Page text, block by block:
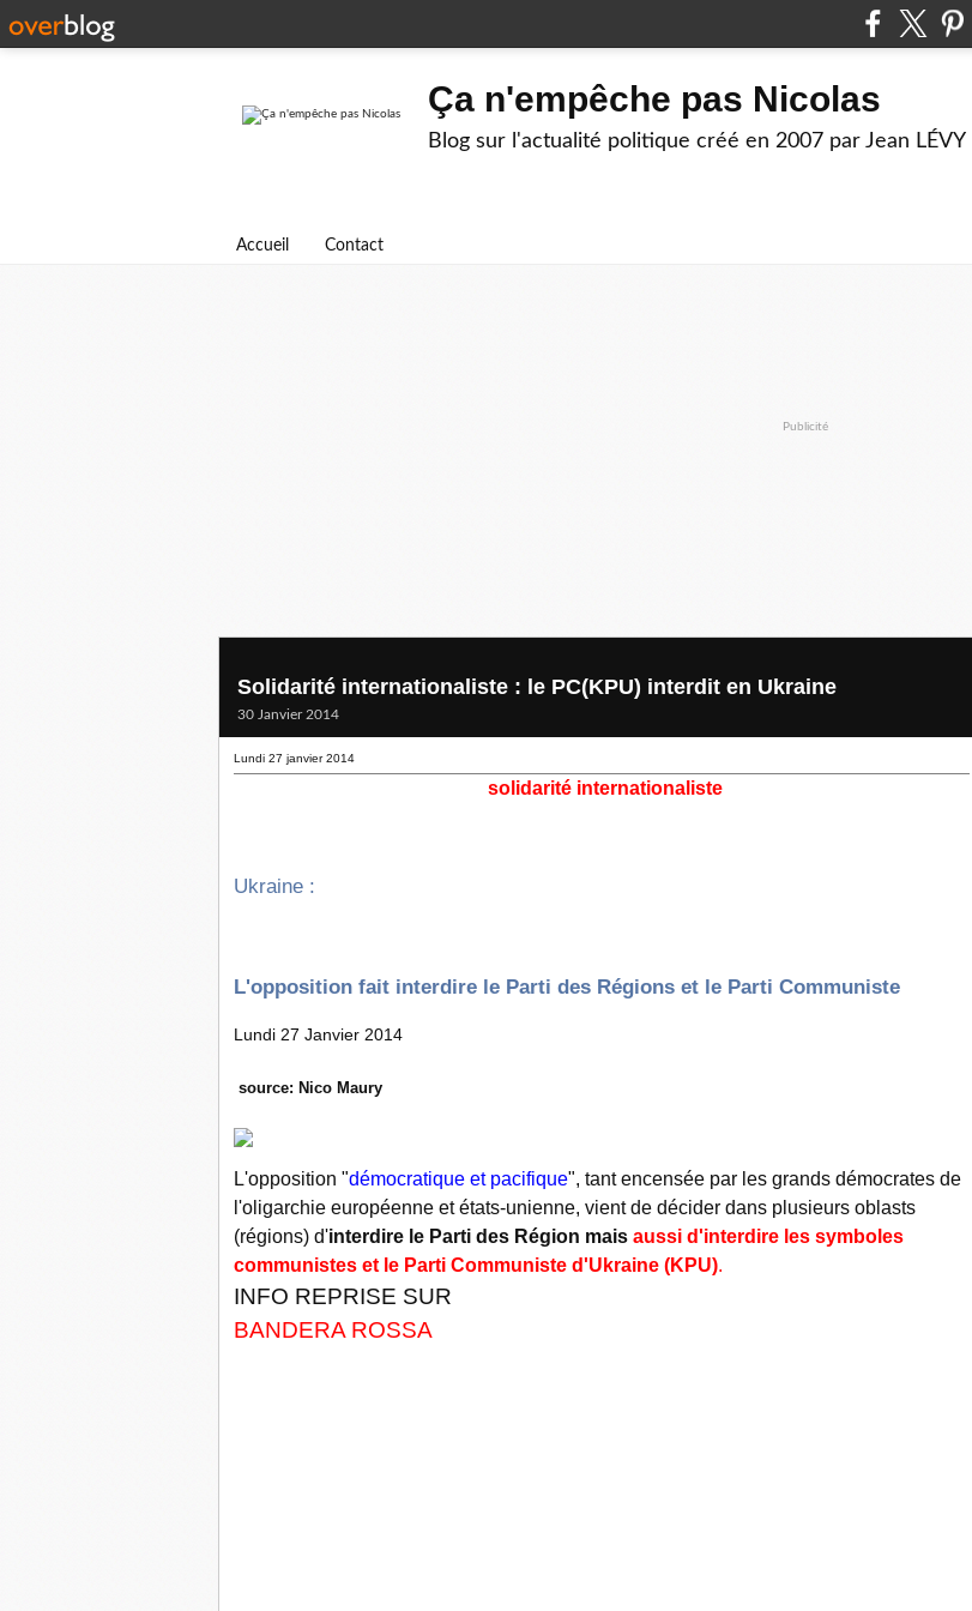
Ça n'empêche pas Nicolas
Blog sur l'actualité politique créé en 2007 par Jean LÉVY
Accueil Contact
Publicité
Solidarité internationaliste : le PC(KPU) interdit en Ukraine
30 Janvier 2014
Lundi 27 janvier 2014
solidarité internationaliste
Ukraine :
L'opposition fait interdire le Parti des Régions et le Parti Communiste
Lundi 27 Janvier 2014
source: Nico Maury
L'opposition "démocratique et pacifique", tant encensée par les grands démocrates de
l'oligarchie européenne et états-unienne, vient de décider dans plusieurs oblasts
(régions) d'interdire le Parti des Région mais aussi d'interdire les symboles
communistes et le Parti Communiste d'Ukraine (KPU).
INFO REPRISE SUR
BANDERA ROSSA